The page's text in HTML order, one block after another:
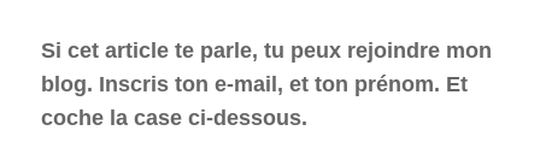
Si cet article te parle, tu peux rejoindre mon
blog. Inscris ton e-mail, et ton prénom. Et
coche la case ci-dessous.